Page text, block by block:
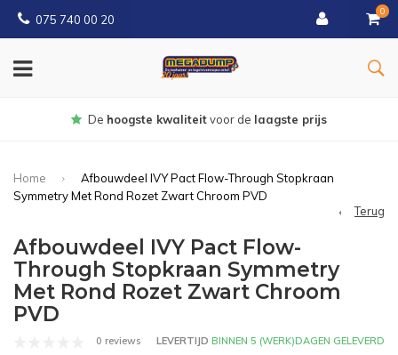
075 740 00 20
0
Gratisbezorgd vanaf € 150
Home
Afbouwdeel IVY Pact Flow-Through Stopkraan
Symmetry Met Rond Rozet Zwart Chroom PVD
Terug
Afbouwdeel IVY Pact Flow-
Through Stopkraan Symmetry
Met Rond Rozet Zwart Chroom
PVD
0 reviews LEVERTIJD BINNEN 5 (WERK)DAGEN GELEVERD